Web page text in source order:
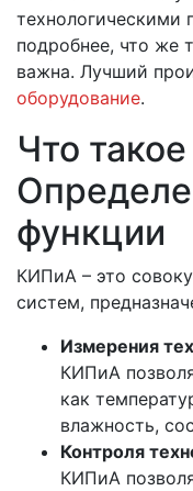
технологическими
подробнее, что же
важна. Лучший
оборудование.
Что
функции
КИПиА – это
систем,
Измерения
КИПиА
как
влажность,
Контроля
КИПиА